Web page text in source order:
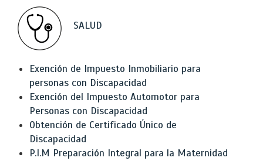
SALUD
Exención de Impuesto Inmobiliario para
personas con Discapacidad
Exención del Impuesto Automotor para
Personas con Discapacidad
Obtención de Certificado Único de
Discapacidad
P.I.M Preparación Integral para la Maternidad